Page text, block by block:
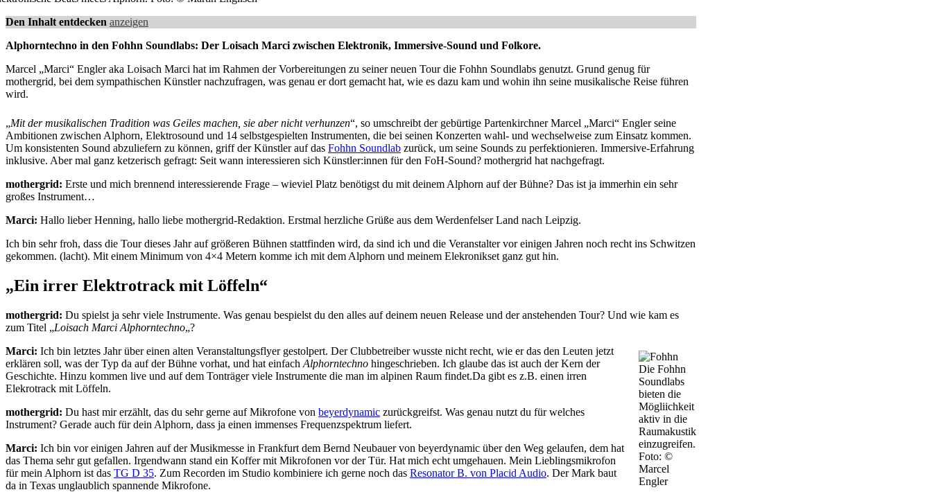
Den Inhalt entdecken anzeigen
Alphorntechno in den Fohhn Soundlabs: Der Loisach Marci zwischen Elektronik, Immersive-Sound und Folkore.
Marcel „Marci“ Engler aka Loisach Marci hat im Rahmen der Vorbereitungen zu seiner neuen Tour die Fohhn Soundlabs genutzt. Grund genug für
mothergrid, bei dem sympathischen Künstler nachzufragen, was genau er dort gemacht hat, wie es dazu kam und wohin ihn seine musikalische Reise führen
wird.
„Mit der musikalischen Tradition was Geiles machen, sie aber nicht verhunzen“, so umschreibt der gebürtige Partenkirchner Marcel „Marci“ Engler seine
Ambitionen zwischen Alphorn, Elektrosound und 14 selbstgespielten Instrumenten, die bei seinen Konzerten wahl- und wechselweise zum Einsatz kommen.
Um konsistenten Sound abzuliefern zu können, griff der Künstler auf das Fohhn Soundlab zurück, um seine Sounds zu perfektionieren. Immersive-Erfahrung
inklusive. Aber mal ganz ketzerisch gefragt: Seit wann interessieren sich Künstler:innen für den FoH-Sound? mothergrid hat nachgefragt.
mothergrid: Erste und mich brennend interessierende Frage – wieviel Platz benötigst du mit deinem Alphorn auf der Bühne? Das ist ja immerhin ein sehr
großes Instrument…
Marci: Hallo lieber Henning, hallo liebe mothergrid-Redaktion. Erstmal herzliche Grüße aus dem Werdenfelser Land nach Leipzig.
Ich bin sehr froh, dass die Tour dieses Jahr auf größeren Bühnen stattfinden wird, da sind ich und die Veranstalter vor einigen Jahren noch recht ins Schwitzen
gekommen. (lacht). Mit einem Minimum von 4×4 Metern komme ich mit dem Alphorn und meinem Elekronikset ganz gut hin.
„Ein irrer Elektrotrack mit Löffeln“
mothergrid: Du spielst ja sehr viele Instrumente. Was genau bespielst du den alles auf deinem neuen Release und der anstehenden Tour? Und wie kam es
zum Titel „Loisach Marci Alphorntechno„?
Die Fohhn
Soundlabs
bieten die
Mögliichkeit
aktiv in die
Raumakustik
einzugreifen.
Foto: ©
Marcel
Engler
Marci: Ich bin letztes Jahr über einen alten Veranstaltungsflyer gestolpert. Der Clubbetreiber wusste nicht recht, wie er das den Leuten jetzt
erklären soll, was der Typ da auf der Bühne vorhat, und hat einfach Alphorntechno hingeschrieben. Ich glaube das ist auch der Kern der
Geschichte. Hinzu kommen live und auf dem Tonträger viele Instrumente die man im alpinen Raum findet.Da gibt es z.B. einen irren
Elekrotrack mit Löffeln.
mothergrid: Du hast mir erzählt, das du sehr gerne auf Mikrofone von beyerdynamic zurückgreifst. Was genau nutzt du für welches
Instrument? Gerade auch für dein Alphorn, dass ja einen immenses Frequenzspektrum liefert.
Marci: Ich bin vor einigen Jahren auf der Musikmesse in Frankfurt dem Bernd Neubauer von beyerdynamic über den Weg gelaufen, dem hat
das Thema sehr gut gefallen. Irgendwann stand ein Koffer mit Mikrofonen vor der Tür. Hat mich echt umgehauen. Mein Lieblingsmikrofon
für mein Alphorn ist das TG D 35. Zum Recorden im Studio kombiniere ich gerne noch das Resonator B. von Placid Audio. Der Mark baut
da in Texas unglaublich spannende Mikrofone.